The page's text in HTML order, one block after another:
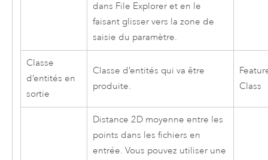
dans File Exploreret en le
faisant glisser vers la zone de
saisie du paramètre.
Classe
d’entités en
sortie
Classe d’entités qui va être
produite.
Class
Distance 2D moyenne entre les
points dans les fichiers en
entrée. Vous pouvez utiliser une